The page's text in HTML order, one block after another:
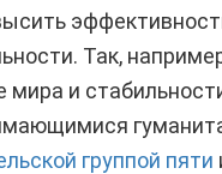
Так,
и
группой пяти